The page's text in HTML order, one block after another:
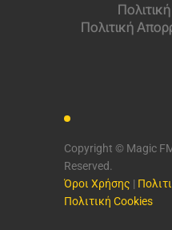
Πολιτική
Copyright © Magic
Reserved.
Όροι Χρήσης |
Πολιτική Cookies